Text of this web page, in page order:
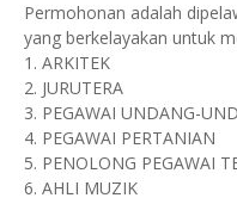
Permohonan adalah
yang berkelayakan untuk
1. ARKITEK
2. JURUTERA
3. PEGAWAI UNDANG-
4. PEGAWAI PERTANIAN
5. PENOLONG PEGAWAI
6. AHLI MUZIK